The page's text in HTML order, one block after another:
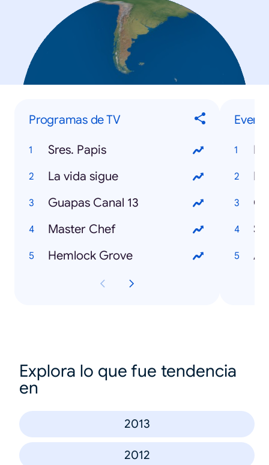
Programas de TV
Sres. Papis
La vida sigue
Guapas Canal 13
Master Chef
Hemlock Grove
Explora lo que fue tendencia
en
2013
2012